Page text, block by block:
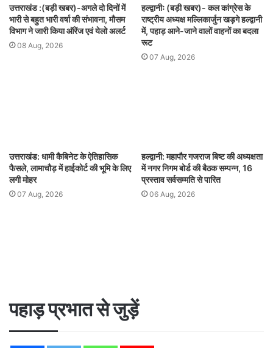
उत्तराखंड :(बड़ी खबर)-अगले दो दिनों में
भारी से बहुत भारी वर्षा की संभावना, मौसम
विभाग ने जारी किया ऑरेंज एवं येलो अलर्ट
08 Aug, 2026
हल्द्वानीः (बड़ी खबर)- कल कांग्रेस के
राष्ट्रीय अध्यक्ष मल्लिकार्जुन खड़गे हल्द्वानी
में, पहाड़ आने-जाने वालों वाहनों का बदला
रूट
07 Aug, 2026
उत्तराखंड: धामी कैबिनेट के ऐतिहासिक
फैसले, लामाचौड़ में हाईकोर्ट की भूमि के लिए
लगी मोहर
07 Aug, 2026
हल्द्वानी: महापौर गजराज बिष्ट की अध्यक्षता
में नगर निगम बोर्ड की बैठक सम्पन्न, 16
प्रस्ताव सर्वसम्मति से पारित
06 Aug, 2026
पहाड़ प्रभात से जुड़ें